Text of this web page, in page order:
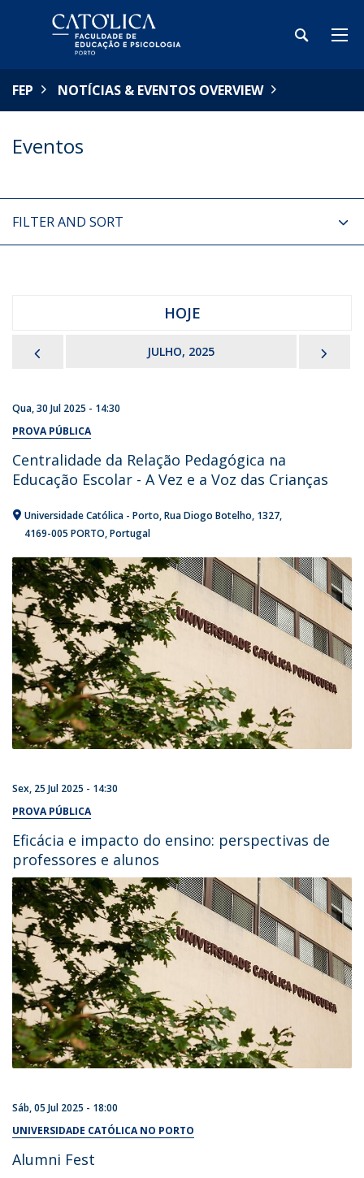
FEP NOTÍCIAS & EVENTOS OVERVIEW
Eventos
FILTER AND SORT
HOJE
JULHO, 2025
Qua, 30 Jul 2025 - 14:30
PROVA PÚBLICA
Centralidade da Relação Pedagógica na
Educação Escolar - A Vez e a Voz das Crianças
Universidade Católica - Porto Rua Diogo Botelho, 1327
4169-005 PORTO Portugal
Sex, 25 Jul 2025 - 14:30
PROVA PÚBLICA
Eficácia e impacto do ensino: perspectivas de
professores e alunos
Sáb, 05 Jul 2025 - 18:00
UNIVERSIDADE CATÓLICA NO PORTO
Alumni Fest